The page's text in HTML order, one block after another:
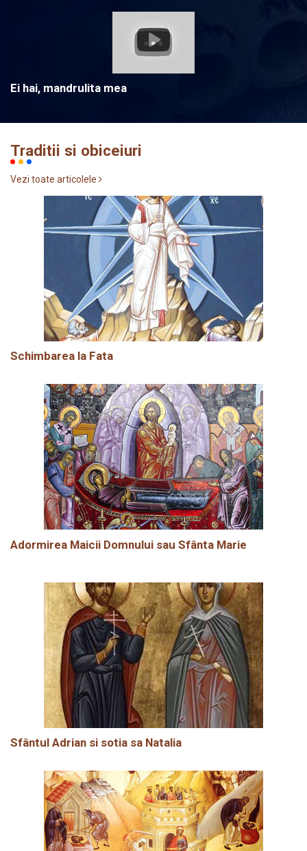
Ei hai, mandrulita mea
Traditii si obiceiuri
Vezi toate articolele
Schimbarea la Fata
Adormirea Maicii Domnului sau Sfânta Marie
Sfântul Adrian si sotia sa Natalia